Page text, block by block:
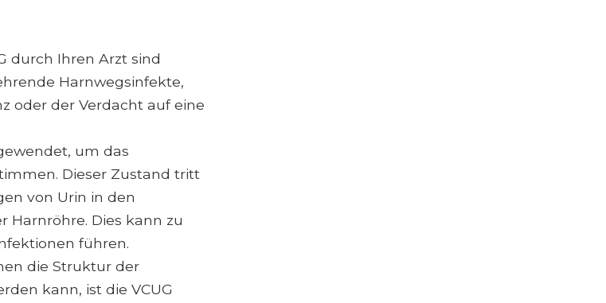
durch Ihren Arzt sind
Harnwegsinfekte,
oder der Verdacht auf eine
um das
Dieser Zustand tritt
von Urin in den
Harnröhre. Dies kann zu
führen.
die Struktur der
kann, ist die VCUG